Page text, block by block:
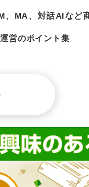
、MA、対話AIなど
営のポイント集